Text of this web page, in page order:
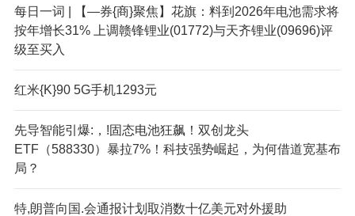
每日一词 | 【—券{商}聚焦】花旗：料到2026年电池需求将
按年增长31% 上调赣锋锂业(01772)与天齐锂业(09696)评
级至买入
红米{K}90 5G手机1293元
先导智能引爆:，!固态电池狂飙！双创龙头
ETF（588330）暴拉7%！科技强势崛起，为何借道宽基布
局？
特,朗普向国.会通报计划取消数十亿美元对外援助